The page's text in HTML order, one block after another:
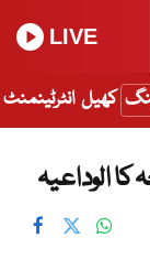
LIVE
کھیل انٹرٹینمنٹ
الوداعیہ